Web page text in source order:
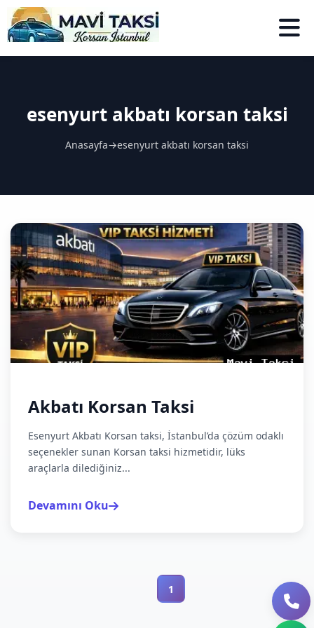
esenyurt akbatı korsan taksi
Anasayfa→esenyurt akbatı korsan taksi
Akbatı Korsan Taksi
Esenyurt Akbatı Korsan taksi, İstanbul’da çözüm odaklı
seçenekler sunan Korsan taksi hizmetidir, lüks
araçlarla dilediğiniz...
Devamını Oku
1